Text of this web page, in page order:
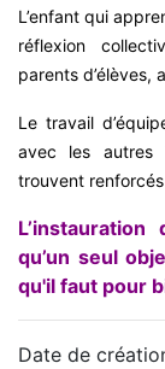
L’enfant qui
réflexion
parents d’élèves,
Le travail
avec les autres
trouvent
qu’un seul
qu'il faut pour
Date de